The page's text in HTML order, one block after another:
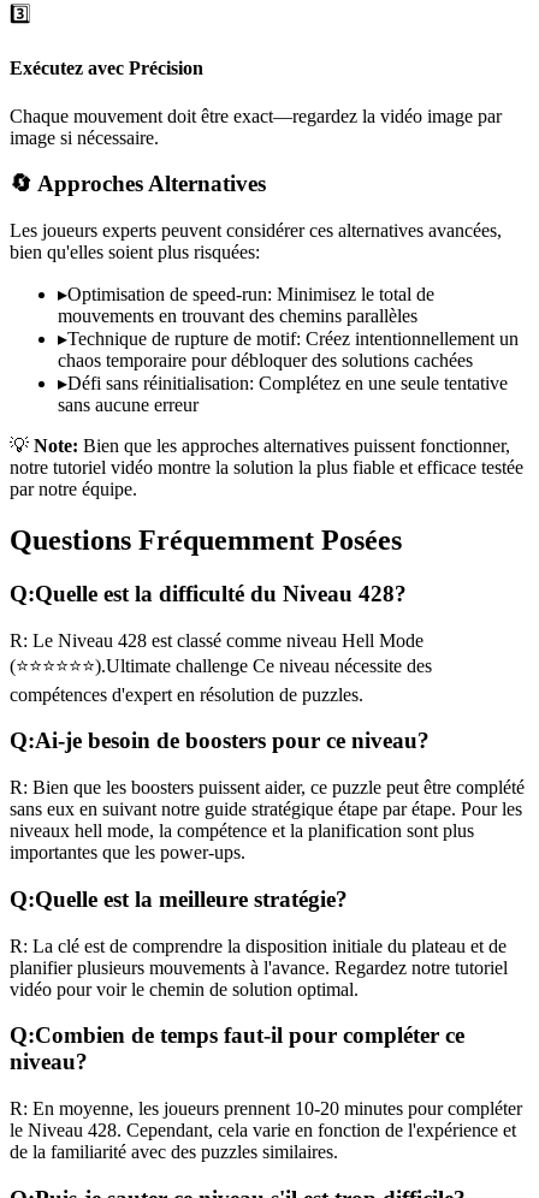
3️⃣
Exécutez avec Précision
Chaque mouvement doit être exact—regardez la vidéo image par
image si nécessaire.
🔄 Approches Alternatives
Les joueurs experts peuvent considérer ces alternatives avancées,
bien qu'elles soient plus risquées:
▸Optimisation de speed-run: Minimisez le total de
mouvements en trouvant des chemins parallèles
▸Technique de rupture de motif: Créez intentionnellement un
chaos temporaire pour débloquer des solutions cachées
▸Défi sans réinitialisation: Complétez en une seule tentative
sans aucune erreur
💡 Note: Bien que les approches alternatives puissent fonctionner,
notre tutoriel vidéo montre la solution la plus fiable et efficace testée
par notre équipe.
Questions Fréquemment Posées
Q:Quelle est la difficulté du Niveau 428?
R: Le Niveau 428 est classé comme niveau Hell Mode
(⭐⭐⭐⭐⭐⭐).Ultimate challenge Ce niveau nécessite des
compétences d'expert en résolution de puzzles.
Q:Ai-je besoin de boosters pour ce niveau?
R: Bien que les boosters puissent aider, ce puzzle peut être complété
sans eux en suivant notre guide stratégique étape par étape. Pour les
niveaux hell mode, la compétence et la planification sont plus
importantes que les power-ups.
Q:Quelle est la meilleure stratégie?
R: La clé est de comprendre la disposition initiale du plateau et de
planifier plusieurs mouvements à l'avance. Regardez notre tutoriel
vidéo pour voir le chemin de solution optimal.
Q:Combien de temps faut-il pour compléter ce
niveau?
R: En moyenne, les joueurs prennent 10-20 minutes pour compléter
le Niveau 428. Cependant, cela varie en fonction de l'expérience et
de la familiarité avec des puzzles similaires.